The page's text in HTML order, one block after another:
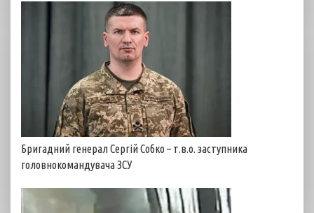
Бригадний генерал Сергій Собко – т.в.о. заступника
головнокомандувача ЗСУ